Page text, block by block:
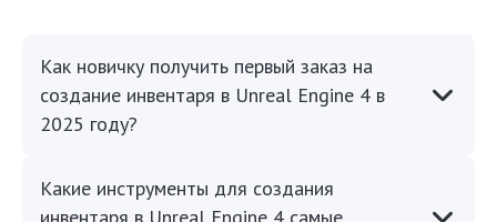
Как новичку получить первый заказ на
создание инвентаря в Unreal Engine 4 в
2025 году?
Какие инструменты для создания